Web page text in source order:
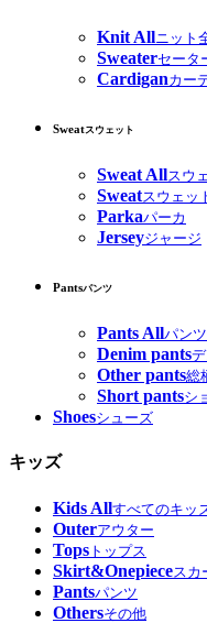
Knit Allニット
Sweaterセータ
Cardiganカー
Sweatスウェット
Sweat Allスウ
Sweatスウェッ
Parkaパーカ
Jerseyジャージ
Pantsパンツ
Pants Allパン
Denim pants
Other pants総
Short pantsシ
Shoesシューズ
キッズ
Kids Allすべてのキッ
Outerアウター
Tops トップス
Skirt&Onepieceスカ
Pantsパンツ
Othersその他